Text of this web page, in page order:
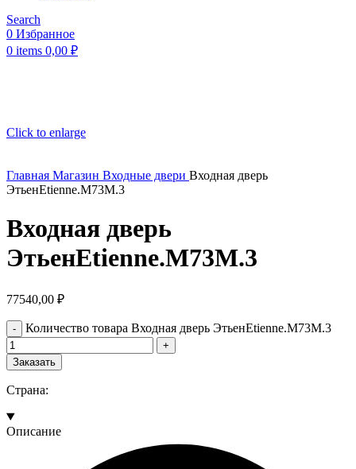
Search
0 Избранное
0 items 0,00 ₽
Click to enlarge
Главная Магазин Входные двери Входная дверь
ЭтьенEtienne.M73M.3
Входная дверь
ЭтьенEtienne.M73M.3
77540,00 ₽
Количество товара Входная дверь ЭтьенEtienne.M73M.3
Заказать
Страна:
Описание